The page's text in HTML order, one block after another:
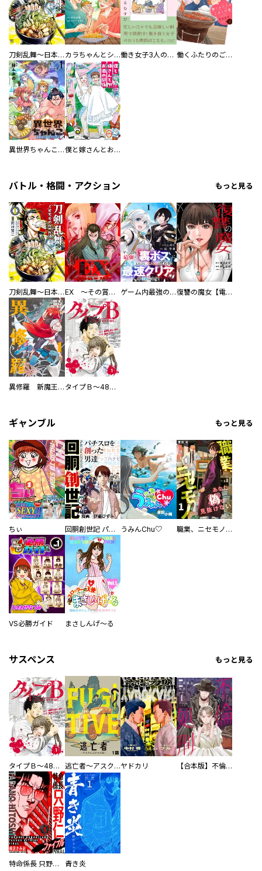
刀剣乱舞～日本号つれづれ酒～ カラちゃんとシトーさんと、 【分冊版】 働き女子3人のおうち晩酌 働くふたりのごほうび飯
異世界ちゃんこ～横綱目前に召喚されたんだが～ 【連載版】 僕と嫁さんとお酒の関係
バトル・格闘・アクション もっと見る
刀剣乱舞～日本号つれづれ酒～ EX ～その賞金稼ぎは、世界の出口を探す～【単行本版】 ゲーム内最強の『裏ボス』に転生したので、主人公の代わりに最速クリアを目指します！【電子単行本版】 復讐の魔女【電子単行本版】
異修羅 新魔王戦争 タイプＢ～48時間後、致死率100％～【単話】
ギャンブル もっと見る
ちぃ 回胴創世記 パチスロを創った男達 うみんChu♡ 職業、ニセモノ～あなたに偽は見抜けない【電子単行本版】
VS必勝ガイド まさしんげ～る
サスペンス もっと見る
タイプＢ～48時間後、致死率100％～【単話】 逃亡者～アスクレピオスの杖～ヤドカリ 【合本版】不倫処刑
特命係長 只野仁ファイナル 愛蔵版 青き炎